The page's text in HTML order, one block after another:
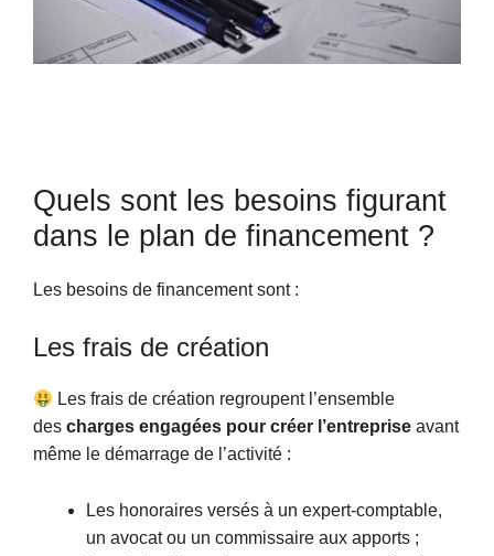
Quels sont les besoins figurant
dans le plan de financement ?
Les besoins de financement sont :
Les frais de création
Les frais de création regroupent l’ensemble
des charges engagées pour créer l’entreprise avant
même le démarrage de l’activité :
Les honoraires versés à un expert-comptable,
un avocat ou un commissaire aux apports ;